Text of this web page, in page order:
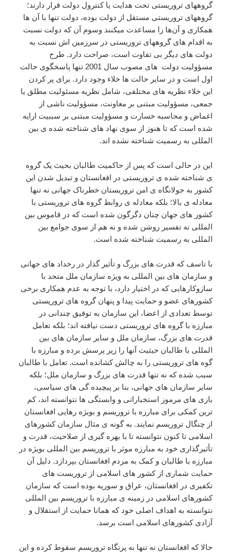
گروههای تروریستی تحت هدایت یا کنترول دولت قرار دارند؛
گروههای تروریستی مستقل از دولت بوده، دولت تنها با آن ها
همکاری و آن‌ها را مساعدت میکنند وسوم آن که دولت نسبت
به اقدام های گروههای تروریستی در سرزمین اش نسبت به
دولت های دیگر بی تفاوت است، صراحت دارد. طرح
مسؤولیت دولت های مصوب سال 2001 تنها پاسخگوی حالت
اول است و در سایر حالت ها خلاء وجود دارد. برای پر کردن
این خلاء نظریه های مختلفی، شامل نظریه مسئولیت مطلق یا
جمعی، مسؤولیت مبتنی بر معاونت، مسؤولیت ناشی از
اغماض و محاسبه خسارت و مسؤولیت مبتنی بر سببیت ارایه
شده است که تا هنوز از سوی نهاد های شناخته شده ی بین
المللی به رسمیت شناخته نشده اند.
این در حالی است که‌ پس از حاکمیت طالبان بحیث یک گروه
ی شناخته شده ی تروریستی در افغانستان و تبدیل شدن این
کشور به جولانگاه ی امن تروریستان خطرناک جهانی نه تنها
معادله ی بالا؛ بلکه معادله ی روابط گروه های تروریستی با
کشور های جهان چنان دگرگون شده است که در قاموس بین
المللی نه تفسیر روشن شده و نه هم از سوی جوامع بین
المللی به رسمیت شناخته شده است.
با تاسف ‌که قدرت های بزرگ و تأثير گذار در رخداد های جهانی
و سازمان های بین المللی به ویژه سازمان ملل متحد با
سازوکارهایی که در اختیار دارد، با توجه به عدم همکاری برخی
کشورهای عضو و حمایت پیدا و پنهان گروه های تروریستی
توسط تعدادی از اعضا، این سازمان به توفیق چندانی در
مبارزه با گروه های تروریستی دست نیافته اند؛ بلکه تعامل
قدرت های بزرگ، سازمان ملل و سایر سازمان های بین
المللی با طالبان حیثیت آنها را زیر پرسش برده و مبارزه با
گوه های تروریستی را به چالش کشانده است. تعامل با طالبان
سبب شده که نه تنها قدرت های بزرگ و سازمان ملل؛ بلکه
سایر سازمان های جهانی، بنا بر پیچیده گی های سیاسی،
بازی های مرموز استخباراتی و وابستگی ها نتوانسته اند، کم
ترین کمکی برای مبارزه با تروریسم و بویژه رهایی افغانستان
از چنگال تروریسم نمایند. به گونه ی مثال سازمان کشورهای
اسلامی تا کنون نتوانسته تا با بهره گیری از صلاحیت، قدرت و
تأثیرگذاری خود به مبارزه موثر با تروریسم بین المللی بویژه در
مبارزه با طالبان و کمک به مردم افغانستان بپردازد. دلیل آن
حمایت شماری از کشور های اسلامی از تروریست های
تکفیری در افغانستان، عراق و سوریه بوده است که سازمان
کشورهای اسلامی در زمینه ی مبارزه با تروریسم بین المللی
نتوانسته به اهداف اصلی خود که همانا حمایت از استقلال و
آزادی کشورهای اسلامی است برسد.
حالا که افغانستان نه تنها به پرتگاه تروریسم سقوط کرده و این